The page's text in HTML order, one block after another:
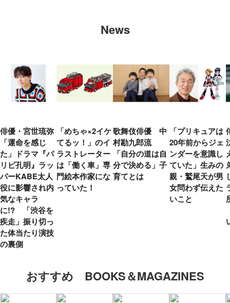
News
俳優・宮世琉弥
「運命を感じ
た」ドラマ『パ
リピ孔明』ラッ
パーKABE太人
役に影響され内
気なキャラ
に!? 「渋谷を
疾走」振り切っ
た体当たり演技
の裏側
「めちゃ×2イケ
てるッ！」のイ
ラストレーター
は「働く車」専
門絵本作家にな
っていた！
歌舞伎俳優 中
村勘九郎流
「自分の道は自
分で決める」子
育てとは
「プリキュアは
20年前からジェ
ンダーを意識し
ていた」生みの
親・鷲尾天が男
女問わず伝えた
いこと
おすすめ BOOKS＆MAGAZINES